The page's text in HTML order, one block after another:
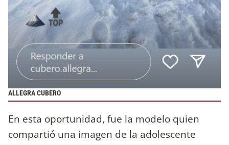
ALLEGRA CUBERO
En esta oportunidad, fue la modelo quien
compartió una imagen de la adolescente